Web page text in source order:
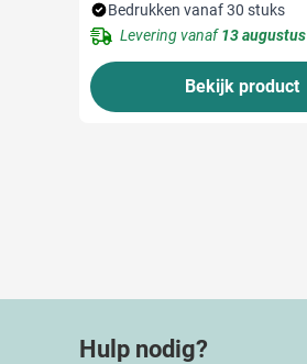
Bedrukken vanaf 30 stuks
Levering vanaf13 augustus
Bekijk product
Hulp nodig?